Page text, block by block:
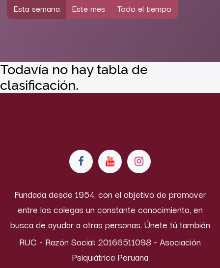
Esta semana
Este mes Todo el tiempo
Todavía no hay tabla de
clasificación.
Fundada desde 1954, con el objetivo de promover
entre los colegas un constante conocimiento, en
busca de ayudar a otras personas. Únete tú también
RUC - Razón Social: 20166511098 - Asociación
Psiquiátrica Peruana